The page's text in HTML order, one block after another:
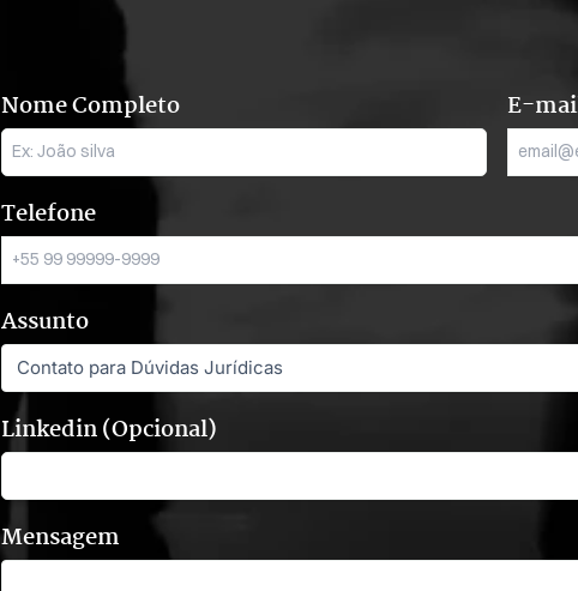
Nome Completo E-
Telefone
Assunto
Linkedin (Opcional)
Mensagem